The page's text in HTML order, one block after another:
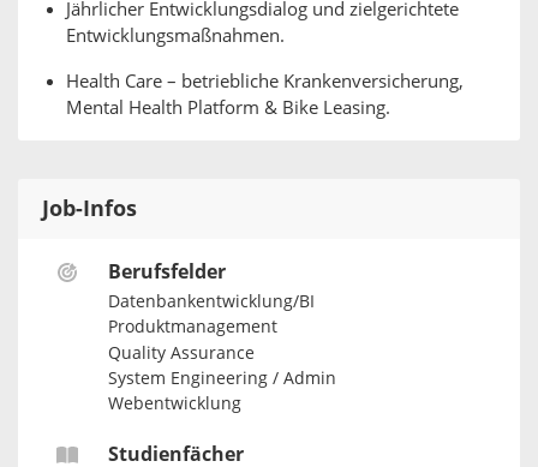
Jährlicher Entwicklungsdialog und zielgerichtete
Entwicklungsmaßnahmen.
Health Care – betriebliche Krankenversicherung,
Mental Health Platform & Bike Leasing.
Job-Infos
Berufsfelder
Datenbankentwicklung/BI
Produktmanagement
Quality Assurance
System Engineering / Admin
Webentwicklung
Studienfächer